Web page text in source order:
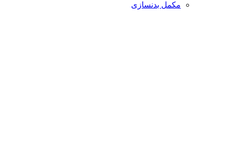
مکمل بدنسازی